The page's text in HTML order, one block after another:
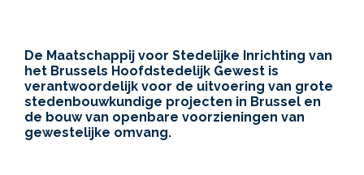
De Maatschappij voor Stedelijke Inrichting van
het Brussels Hoofdstedelijk Gewest is
verantwoordelijk voor de uitvoering van grote
stedenbouwkundige projecten in Brussel en
de bouw van openbare voorzieningen van
gewestelijke omvang.